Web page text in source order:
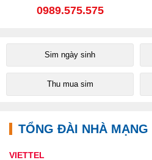
0989.575.575
Sim ngày sinh
Thu mua sim
TỔNG ĐÀI NHÀ MẠNG
VIETTEL